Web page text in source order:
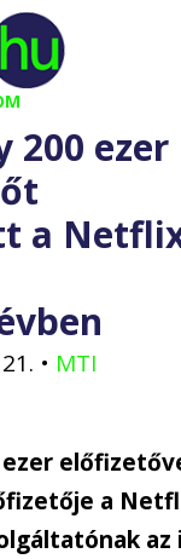
200 ezer
a
• MTI
a
az